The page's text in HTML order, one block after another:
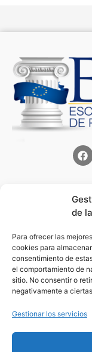
de
Para ofrecer las
cookies para
consentimiento de
el comportamiento de
sitio. No consentir o
negativamente a
Gestionar los servicios
Av Juan XXIII
+34 91 352 77
Norlan Digital
Psicólogos
Psicología Para